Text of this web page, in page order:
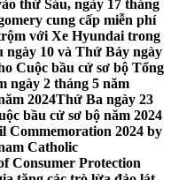
thứ Sáu, ngày 17 tháng
cung cấp miễn phí
với Xe Hyundai trong
ngày 10 và Thứ Bảy ngày
Cuộc bầu cử sơ bộ Tổng
ngày 2 tháng 5 năm
2024Thứ Ba ngày 23
bầu cử sơ bộ năm 2024
Commemoration 2024 by
Catholic
Consumer Protection